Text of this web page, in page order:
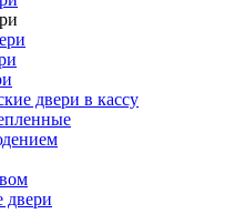
двери в кассу
двери